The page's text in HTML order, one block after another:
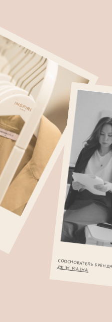
в
СООСНОВАТЕЛЬ БРЕНДА
@KIM_MASHA